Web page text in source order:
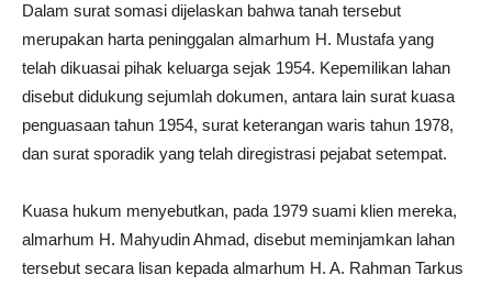
Dalam surat somasi dijelaskan bahwa tanah tersebut
merupakan harta peninggalan almarhum H. Mustafa yang
telah dikuasai pihak keluarga sejak 1954. Kepemilikan lahan
disebut didukung sejumlah dokumen, antara lain surat kuasa
penguasaan tahun 1954, surat keterangan waris tahun 1978,
dan surat sporadik yang telah diregistrasi pejabat setempat.
Kuasa hukum menyebutkan, pada 1979 suami klien mereka,
almarhum H. Mahyudin Ahmad, disebut meminjamkan lahan
tersebut secara lisan kepada almarhum H. A. Rahman Tarkus